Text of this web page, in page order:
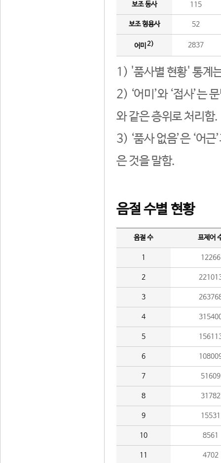
보조 동사 115
보조 형용사 52
어미 2) 2837
1) '품사별 현황' 통계
2) ‘어미’와 ‘접사’는
와 같은 층위로 처리함.
3) ‘품사 없음’은 ‘어
은 것을 말함.
음절 수별 현황
음절 수 표제어
1 12266
2
3
4
5
6
7 51609
8 31782
9 15531
10 8561
11 4702